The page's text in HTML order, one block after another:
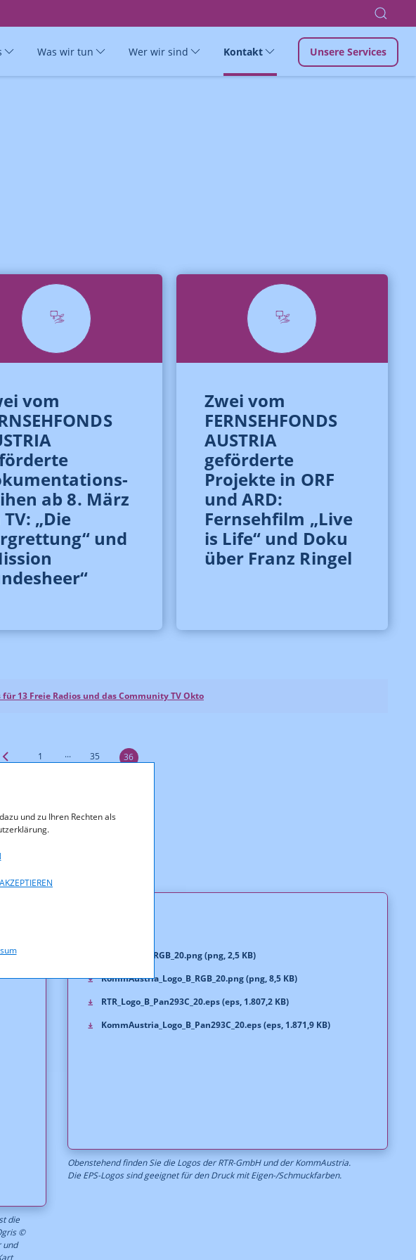
und zu Ihren Rechten als
Was wir tun Wer wir sind Kontakt Unsere Services
vom
ab 8. März
„Die
und
Zwei vom
FERNSEHFONDS
AUSTRIA
geförderte
Projekte in ORF
und ARD:
Fernsehfilm „Live
is Life“ und Doku
über Franz Ringel
für 13 Freie Radios und das Community TV Okto
1 ... 35 36
die
©
und
RTR_Logo_B_RGB_20.png (png, 2,5 KB)
KommAustria_Logo_B_RGB_20.png (png, 8,5 KB)
RTR_Logo_B_Pan293C_20.eps (eps, 1.807,2 KB)
KommAustria_Logo_B_Pan293C_20.eps (eps, 1.871,9 KB)
Obenstehend finden Sie die Logos der RTR-GmbH und der KommAustria.
Die EPS-Logos sind geeignet für den Druck mit Eigen-/Schmuckfarben.